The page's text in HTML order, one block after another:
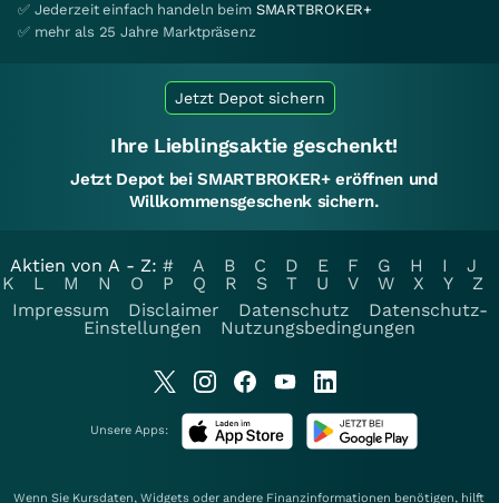
✅ Jederzeit einfach handeln beim SMARTBROKER+
✅ mehr als 25 Jahre Marktpräsenz
Jetzt Depot sichern
Ihre Lieblingsaktie geschenkt!
Jetzt Depot bei SMARTBROKER+ eröffnen und
Willkommensgeschenk sichern.
Aktien von A - Z: # A B C D E F G H I
J
K
L M N O P Q R S T U V W X Y
Z
Impressum
Disclaimer Datenschutz
Datenschutz-
Einstellungen
Nutzungsbedingungen
Unsere Apps:
Wenn Sie Kursdaten, Widgets oder andere Finanzinformationen benötigen, hilft